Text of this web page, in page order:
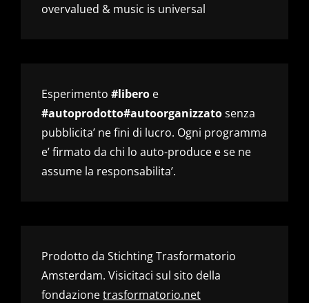
overvalued & music is universal
Esperimento #libero e
#autoprodotto#autoorganizzatosenza
pubblicita’ ne fini di lucro. Ogni programma
e’ firmato da chi lo auto-produce e se ne
assume la responsabilita’.
Prodotto da Stichting Trasformatorio
Amsterdam. Visicitaci sul sito della
fondazionetrasformatorio.net